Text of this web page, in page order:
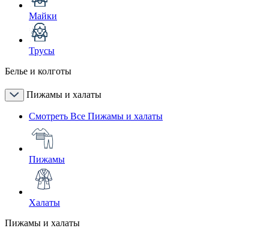
Майки
Трусы
Белье и колготы
Пижамы и халаты
Смотреть Все Пижамы и халаты
Пижамы
Халаты
Пижамы и халаты